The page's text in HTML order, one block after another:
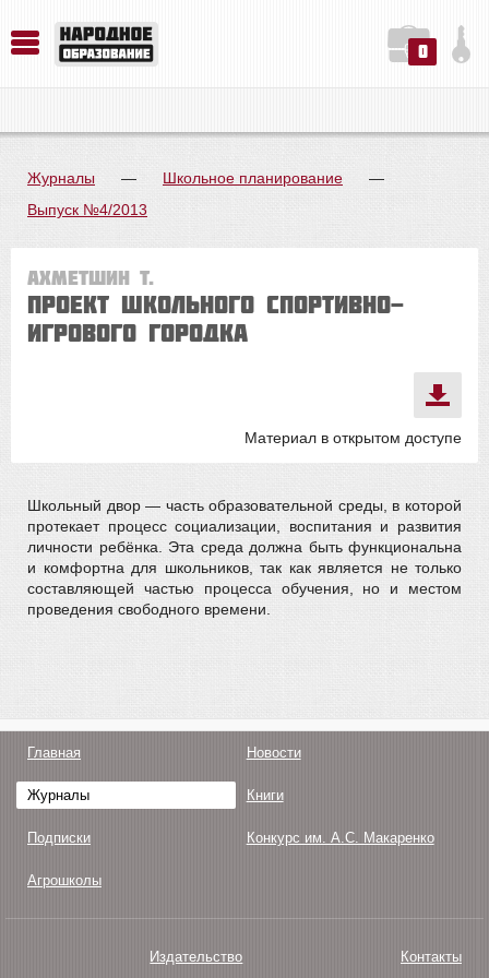
0
Журналы — Школьное планирование
—
Выпуск №4/2013
Ахметшин Т.
Проект школьного спортивно-
игрового городка
Материал в открытом доступе
Школьный двор — часть образовательной среды, в которой
протекает процесс социализации, воспитания и развития
личности ребёнка. Эта среда должна быть функциональна
и комфортна для школьников, так как является не только
составляющей частью процесса обучения, но и местом
проведения свободного времени.
Главная Новости
Журналы Книги
Подписки Конкурс им. А.С. Макаренко
Агрошколы
Издательство Контакты